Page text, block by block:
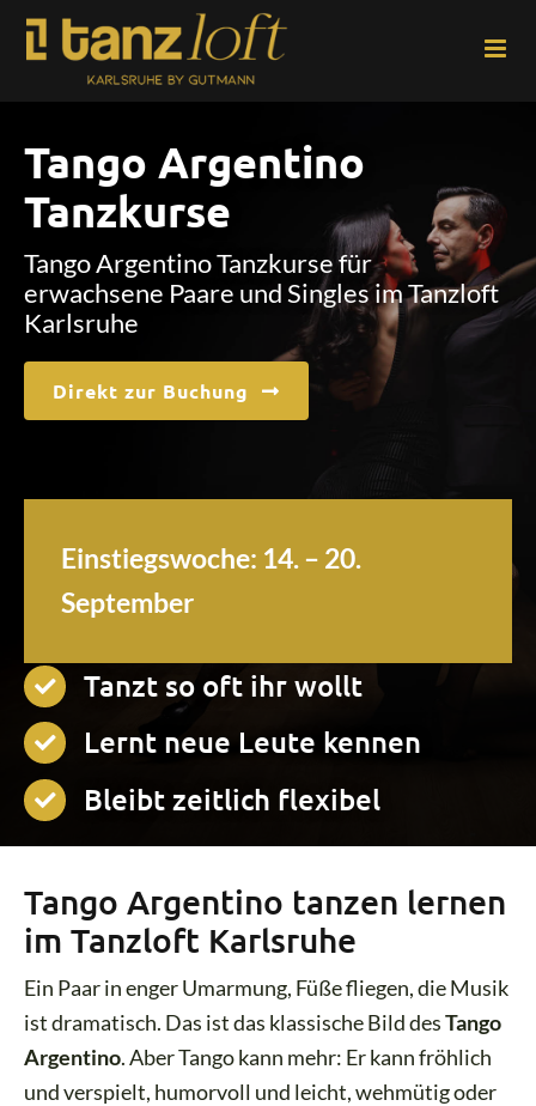
Zum
Inhalt
Tango Argentino
Tanzkurse
Tango Argentino Tanzkurse für
erwachsene Paare und Singles im Tanzloft
Karlsruhe
Direkt zur Buchung
Einstiegswoche: 14. – 20.
September
Tanzt so oft ihr wollt
Lernt neue Leute kennen
Bleibt zeitlich flexibel
Tango Argentino tanzen lernen
im Tanzloft Karlsruhe
Ein Paar in enger Umarmung, Füße fliegen, die Musik
ist dramatisch. Das ist das klassische Bild desTango
Argentino. Aber Tango kann mehr: Er kann fröhlich
und verspielt, humorvoll und leicht, wehmütig oder